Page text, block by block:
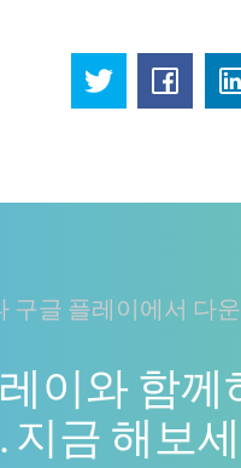
구글 플레이에서 다
이와 함께
지금 해보